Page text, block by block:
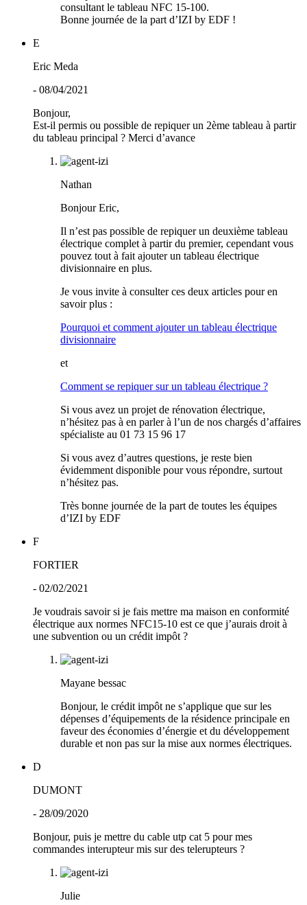
consultant le tableau NFC 15-100.
Bonne journée de la part d’IZI by EDF !
E
Eric Meda
- 08/04/2021
Bonjour,
Est-il permis ou possible de repiquer un 2ème tableau à partir
du tableau principal ? Merci d’avance
Nathan
Bonjour Eric,
Il n’est pas possible de repiquer un deuxième tableau
électrique complet à partir du premier, cependant vous
pouvez tout à fait ajouter un tableau électrique
divisionnaire en plus.
Je vous invite à consulter ces deux articles pour en
savoir plus :
Pourquoi et comment ajouter un tableau électrique
divisionnaire
et
Comment se repiquer sur un tableau électrique ?
Si vous avez un projet de rénovation électrique,
n’hésitez pas à en parler à l’un de nos chargés d’affaires
spécialiste au 01 73 15 96 17
Si vous avez d’autres questions, je reste bien
évidemment disponible pour vous répondre, surtout
n’hésitez pas.
Très bonne journée de la part de toutes les équipes
d’IZI by EDF
F
FORTIER
- 02/02/2021
Je voudrais savoir si je fais mettre ma maison en conformité
électrique aux normes NFC15-10 est ce que j’aurais droit à
une subvention ou un crédit impôt ?
Mayane bessac
Bonjour, le crédit impôt ne s’applique que sur les
dépenses d’équipements de la résidence principale en
faveur des économies d’énergie et du développement
durable et non pas sur la mise aux normes électriques.
D
DUMONT
- 28/09/2020
Bonjour, puis je mettre du cable utp cat 5 pour mes
commandes interupteur mis sur des telerupteurs ?
Julie